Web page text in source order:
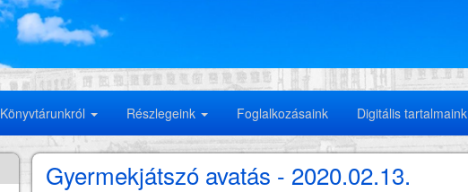
Könyvtárunkról Részlegeink Foglalkozásaink Digitális tartalmaink
Gyermekjátszó avatás - 2020.02.13.